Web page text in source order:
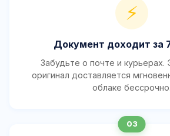
⚡
Документ доходит за
Забудьте о почте и курьерах.
оригинал доставляется
облаке бессрочно.